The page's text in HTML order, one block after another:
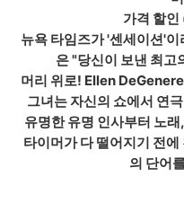
가격 할
뉴욕 타임즈가 '센세이션'
은 "당신이 보낸 최고
머리 위로! Ellen
그녀는 자신의 쇼에서 연
유명한 유명 인사부터 노
타이머가 다 떨어지기 전
의 단어